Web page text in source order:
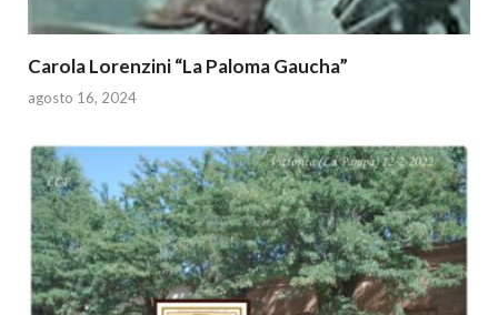
Carola Lorenzini “La Paloma Gaucha”
agosto 16, 2024